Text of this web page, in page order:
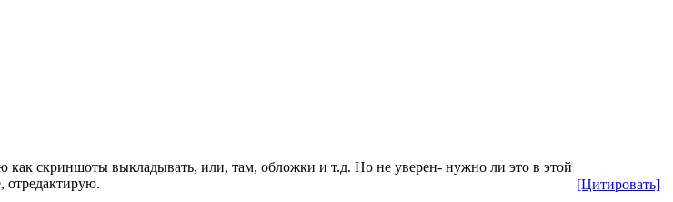
[Цитировать]
как скриншоты выкладывать, или, там, обложки и т.д. Но не уверен- нужно ли это в этой
отредактирую.